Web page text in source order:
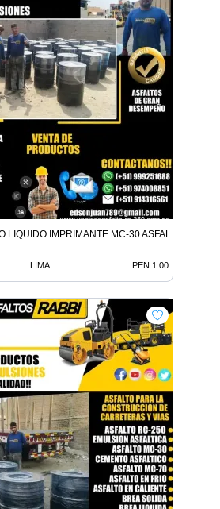
LIQUIDO IMPRIMANTE MC-30 ASFALTO
LIMA PEN 1.00